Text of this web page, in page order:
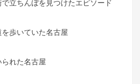
立ちんぼを見つけたエピソード
歩いていた名古屋
れた名古屋